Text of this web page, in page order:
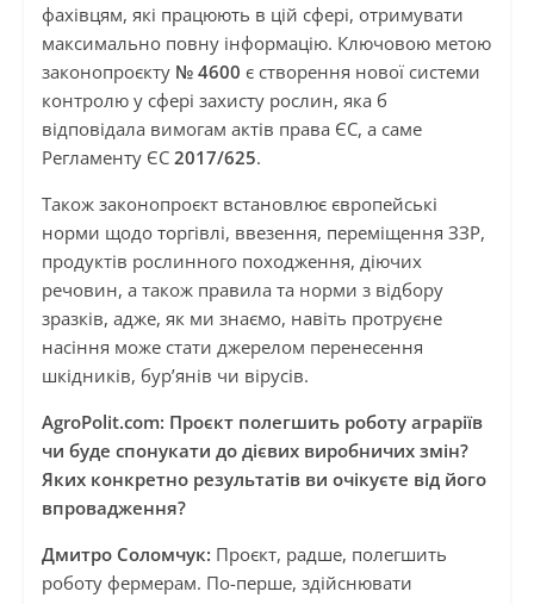
фахівцям, які працюють в цій сфері, отримувати
максимально повну інформацію. Ключовою метою
законопроєкту № 4600 є створення нової системи
контролю у сфері захисту рослин, яка б
відповідала вимогам актів права ЄС, а саме
Регламенту ЄС 2017/625.
Також законопроєкт встановлює європейські
норми щодо торгівлі, ввезення, переміщення ЗЗР,
продуктів рослинного походження, діючих
речовин, а також правила та норми з відбору
зразків, адже, як ми знаємо, навіть протруєне
насіння може стати джерелом перенесення
шкідників, бур’янів чи вірусів.
AgroPolit.com: Проєкт полегшить роботу аграріїв
чи буде спонукати до дієвих виробничих змін?
Яких конкретно результатів ви очікуєте від його
впровадження?
Дмитро Соломчук: Проєкт, радше, полегшить
роботу фермерам. По-перше, здійснювати